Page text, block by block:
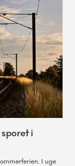
i
I uge